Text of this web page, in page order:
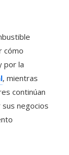
cómo
por la
, mientras
continúan
negocios